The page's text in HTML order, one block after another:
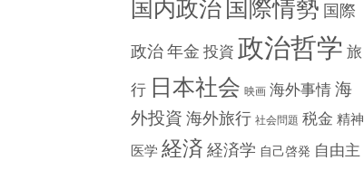
国内政治 国際情勢 国際
政治 年金 投資 政治哲学 旅
行 日本社会 映画 海外事情 海
外投資 海外旅行 社会問題 税金 精神
医学 経済 経済学 自己啓発 自由主